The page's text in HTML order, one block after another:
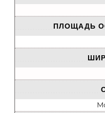
ПЛОЩАДЬ